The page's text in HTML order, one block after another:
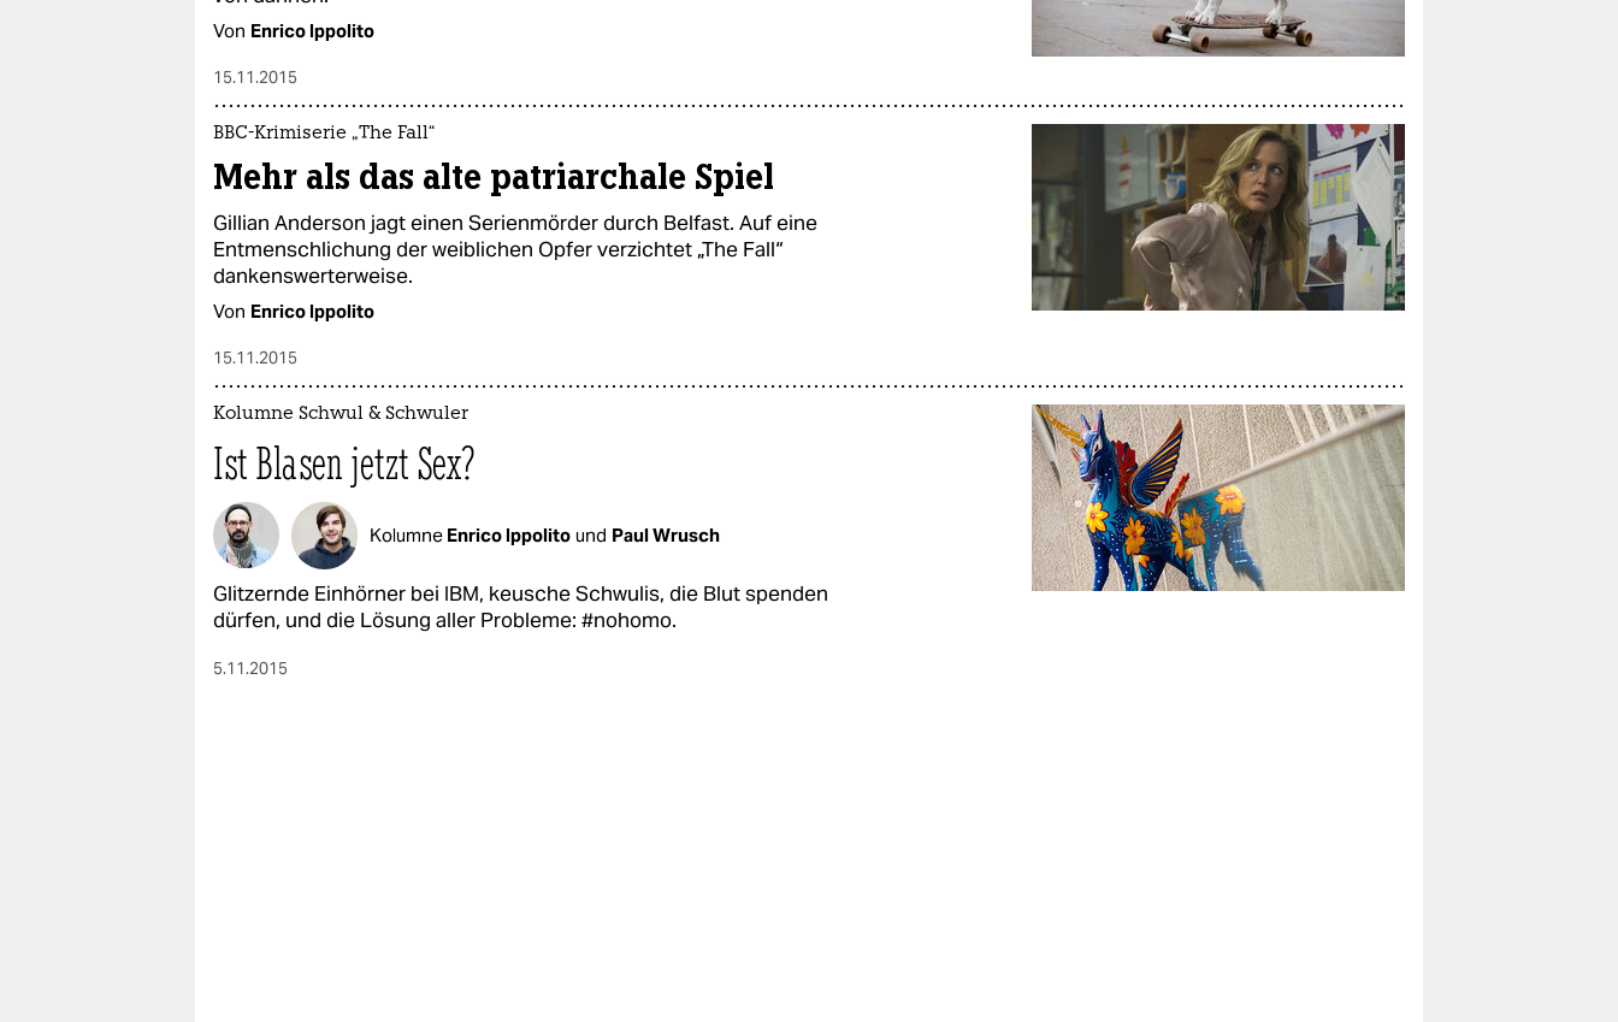
Von Enrico Ippolito
15.11.2015
BBC-Krimiserie „The Fall“
Mehr als das alte patriarchale Spiel
Gillian Anderson jagt einen Serienmörder durch Belfast. Auf eine
Entmenschlichung der weiblichen Opfer verzichtet „The Fall“
dankenswerterweise.
Von Enrico Ippolito
15.11.2015
Kolumne Schwul & Schwuler
Ist Blasen jetzt Sex?
Kolumne Enrico Ippolito und Paul Wrusch
Glitzernde Einhörner bei IBM, keusche Schwulis, die Blut spenden
dürfen, und die Lösung aller Probleme: #nohomo.
5.11.2015